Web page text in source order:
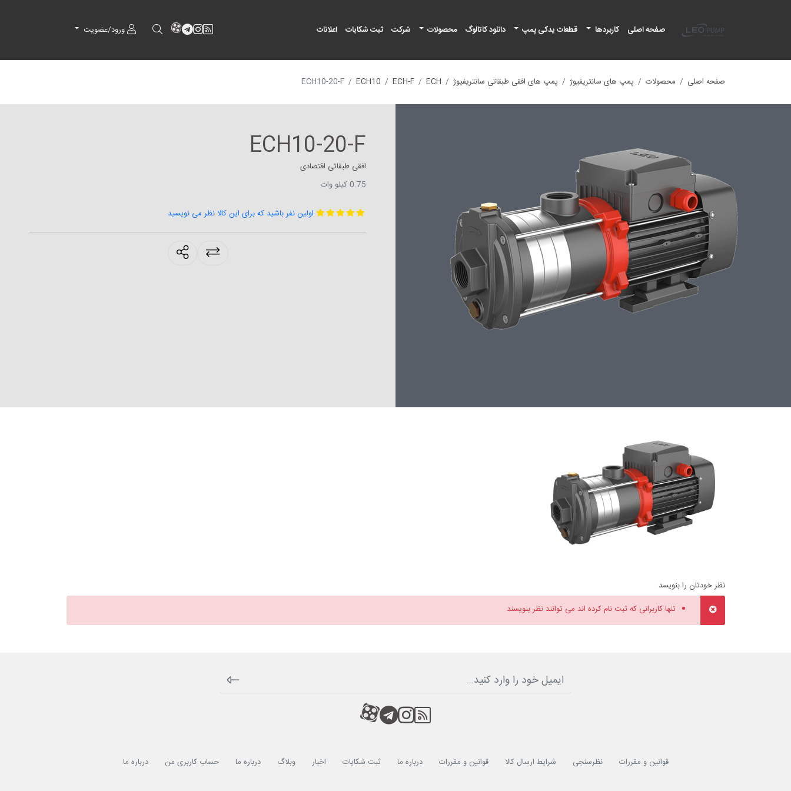
صفحه اصلی
کاربردها قطعات یدکی پمپ دانلود کاتالوگ محصولات شرکت ثبت شکایات اعلانات RSS
کانال آپارات
کانال تلگرام
کانال آپارات ورود/عضویت
صفحه اصلی محصولات پمپ های سانتریفیوژ پمپ های افقی طبقاتی سانتریفیوژ ECH
ECH-F
ECH10
ECH10-20-F
ECH10-20-F
افقی طبقاتی اقتصادی
0.75 کیلو وات
اولین نفر باشید که برای این کالا نظر می نویسید
products.sharing
نظر خودتان را بنویسد
تنها کاربرانی که ثبت نام کرده اند می توانند نظر بنویسند
RSS
کانال آپارات
کانال تلگرام
کانال آپارات
قوانین و مقررات نظرسنجی شرایط ارسال کالا قوانین و مقررات درباره ما ثبت شکایات اخبار وبلاگ درباره ما حساب کاربری من درباره ما